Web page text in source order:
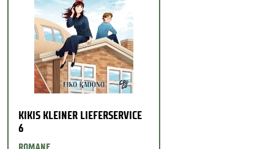
KIKIS KLEINER LIEFERSERVICE
6